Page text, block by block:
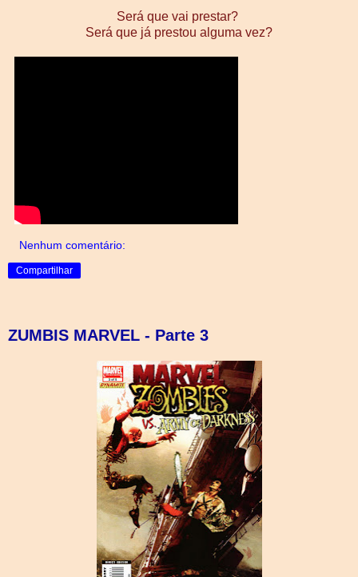
Será que vai prestar?
Será que já prestou alguma vez?
Nenhum comentário:
Compartilhar
ZUMBIS MARVEL - Parte 3